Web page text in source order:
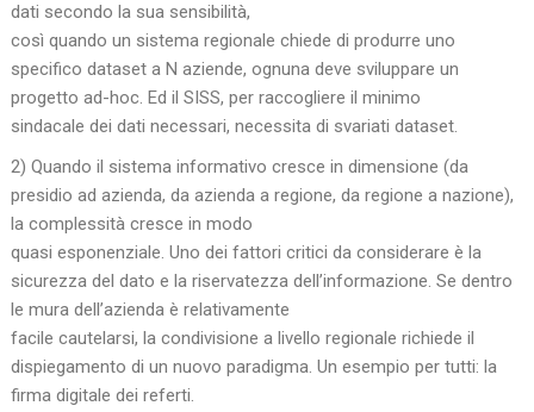
dati secondo la sua sensibilità,
così quando un sistema regionale chiede di produrre uno
specifico dataset a N aziende, ognuna deve sviluppare un
progetto ad-hoc. Ed il SISS, per raccogliere il minimo
sindacale dei dati necessari, necessita di svariati dataset.
2) Quando il sistema informativo cresce in dimensione (da
presidio ad azienda, da azienda a regione, da regione a nazione),
la complessità cresce in modo
quasi esponenziale. Uno dei fattori critici da considerare è la
sicurezza del dato e la riservatezza dell’informazione. Se dentro
le mura dell’azienda è relativamente
facile cautelarsi, la condivisione a livello regionale richiede il
dispiegamento di un nuovo paradigma. Un esempio per tutti: la
firma digitale dei referti.